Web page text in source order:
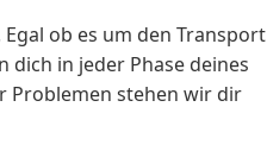
ob es um den Transport
in jeder Phase deines
Problemen stehen wir dir